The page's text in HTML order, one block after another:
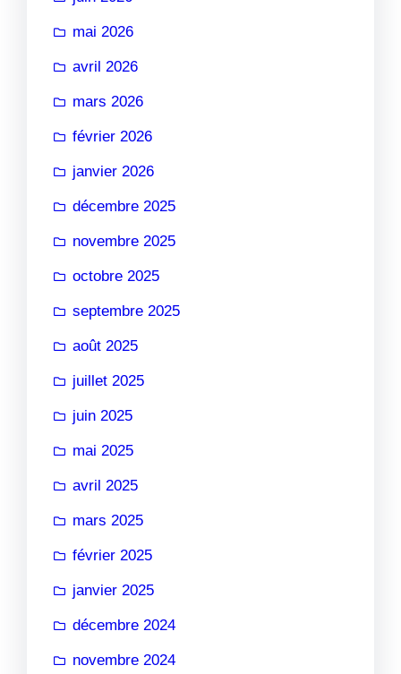
mai 2026
avril 2026
mars 2026
février 2026
janvier 2026
décembre 2025
novembre 2025
octobre 2025
septembre 2025
août 2025
juillet 2025
juin 2025
mai 2025
avril 2025
mars 2025
février 2025
janvier 2025
décembre 2024
novembre 2024